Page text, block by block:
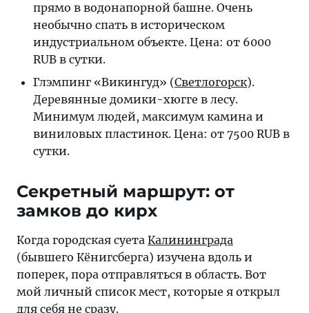
прямо в водонапорной башне. Очень
необычно спать в историческом
индустриальном объекте. Цена: от 6000
RUB в сутки.
Глэмпинг «Викингуд» (Светлогорск).
Деревянные домики-хюгге в лесу.
Минимум людей, максимум камина и
виниловых пластинок. Цена: от 7500 RUB в
сутки.
Секретный маршрут: от
замков до кирх
Когда городская суета Калининграда
(бывшего Кёнигсберга) изучена вдоль и
поперек, пора отправляться в область. Вот
мой личный список мест, которые я открыл
для себя не сразу.